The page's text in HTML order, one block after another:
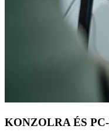
KONZOLRA ÉS